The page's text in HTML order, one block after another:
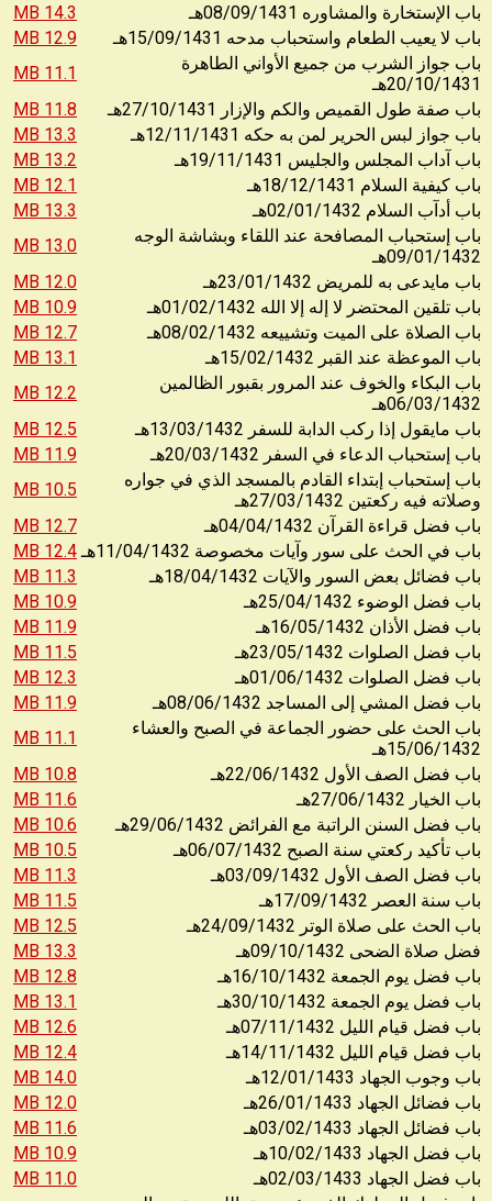
باب الإستخارة والمشاوره 08/09/1431هـ 14.3 MB
باب لا يعيب الطعام واستحباب مدحه 15/09/1431هـ 12.9 MB
باب جواز الشرب من جميع الأواني الطاهرة
20/10/1431هـ
11.1 MB
باب صفة طول القميص والكم والإزار 27/10/1431هـ 11.8 MB
باب جواز لبس الحرير لمن به حكه 12/11/1431هـ 13.3 MB
باب آداب المجلس والجليس 19/11/1431هـ 13.2 MB
باب كيفية السلام 18/12/1431هـ 12.1 MB
باب أدآب السلام 02/01/1432هـ 13.3 MB
باب إستحباب المصافحة عند اللقاء وبشاشة الوجه
09/01/1432هـ
13.0 MB
باب مايدعى به للمريض 23/01/1432هـ 12.0 MB
باب تلقين المحتضر لا إله إلا الله 01/02/1432هـ 10.9 MB
باب الصلاة على الميت وتشييعه 08/02/1432هـ 12.7 MB
باب الموعظة عند القبر 15/02/1432هـ 13.1 MB
باب البكاء والخوف عند المرور بقبور الظالمين
06/03/1432هـ
12.2 MB
باب مايقول إذا ركب الدابة للسفر 13/03/1432هـ 12.5 MB
باب إستحباب الدعاء في السفر 20/03/1432هـ 11.9 MB
باب إستحباب إبتداء القادم بالمسجد الذي في جواره
وصلاته فيه ركعتين 27/03/1432هـ
10.5 MB
باب فضل قراءة القرآن 04/04/1432هـ 12.7 MB
باب في الحث على سور وآيات مخصوصة 11/04/1432هـ 12.4 MB
باب فضائل بعض السور والآيات 18/04/1432هـ 11.3 MB
باب فضل الوضوء 25/04/1432هـ 10.9 MB
باب فضل الأذان 16/05/1432هـ 11.9 MB
باب فضل الصلوات 23/05/1432هـ 11.5 MB
باب فضل الصلوات 01/06/1432هـ 12.3 MB
باب فضل المشي إلى المساجد 08/06/1432هـ 11.9 MB
باب الحث على حضور الجماعة في الصبح والعشاء
15/06/1432هـ
11.1 MB
باب فضل الصف الأول 22/06/1432هـ 10.8 MB
باب الخيار 27/06/1432هـ 11.6 MB
باب فضل السنن الراتبة مع الفرائض 29/06/1432هـ 10.6 MB
باب تأكيد ركعتي سنة الصبح 06/07/1432هـ 10.5 MB
باب فضل الصف الأول 03/09/1432هـ 11.3 MB
باب سنة العصر 17/09/1432هـ 11.5 MB
باب الحث على صلاة الوتر 24/09/1432هـ 12.5 MB
فضل صلاة الضحى 09/10/1432هـ 13.3 MB
باب فضل يوم الجمعة 16/10/1432هـ 12.8 MB
باب فضل يوم الجمعة 30/10/1432هـ 13.1 MB
باب فضل قيام الليل 07/11/1432هـ 12.6 MB
باب فضل قيام الليل 14/11/1432هـ 12.4 MB
باب وجوب الجهاد 12/01/1433هـ 14.0 MB
باب فضائل الجهاد 26/01/1433هـ 12.0 MB
باب فضائل الجهاد 03/02/1433هـ 11.6 MB
باب فضل الجهاد 10/02/1433هـ 10.9 MB
باب فضل الجهاد 02/03/1433هـ 11.0 MB